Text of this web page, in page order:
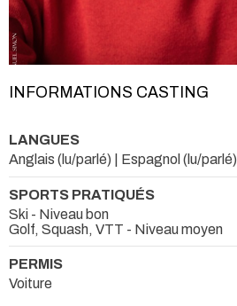
INFORMATIONS CASTING
LANGUES
Anglais (lu/parlé) | Espagnol (lu/parlé)
SPORTS PRATIQUÉS
Ski - Niveau bon
Golf, Squash, VTT - Niveau moyen
PERMIS
Voiture